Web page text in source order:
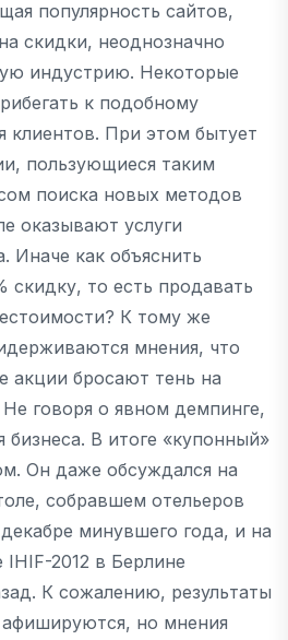
популярность сайтов,
скидки, неоднозначно
индустрию. Некоторые
к подобному
клиентов. При этом бытует
пользующиеся таким
поиска новых методов
оказывают услуги
Иначе как объяснить
скидку, то есть продавать
К тому же
мнения, что
акции бросают тень на
говоря о явном демпинге,
бизнеса. В итоге «купонный»
Он даже обсуждался на
собравшем отельеров
минувшего года, и на
2012 в Берлине
К сожалению, результаты
но мнения